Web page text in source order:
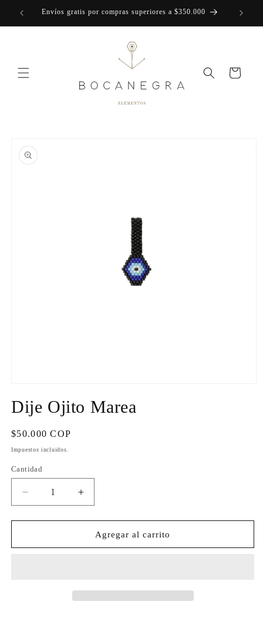
directamenteEnvíos gratis por compras superiores a $350.000
Carrito
a la
información
multimedia
1
una
ventana
modal
Dije Ojito Marea
Precio
habitual
$50.000 COP
Impuestos incluidos.
Cantidad
Cantidad
Reducir
cantidad
para
Ojito
Aumentar
cantidad
para
Dije
Ojito
Agregar al carrito